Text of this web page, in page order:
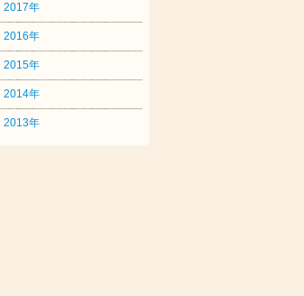
2017年
2016年
2015年
2014年
2013年